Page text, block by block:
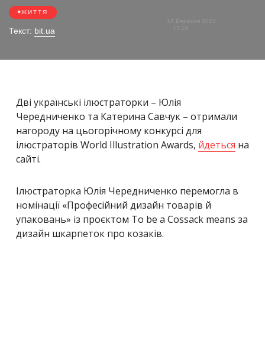
ЖИТТЯ
Текст: bit.ua
14 Вересня 2023
17:29
Дві українські ілюстраторки – Юлія
Чередниченко та Катерина Савчук – отримали
нагороду на цьогорічному конкурсі для
ілюстраторів World Illustration Awards, йдеться на
сайті.
Ілюстраторка Юлія Чередниченко перемогла в
номінації «Професійний дизайн товарів й
упаковань» із проєктом To be a Cossack means за
дизайн шкарпеток про козаків.